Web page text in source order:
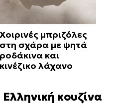
Χοιρινές μπριζόλες
στη σχάρα με ψητά
ροδάκινα και
κινέζικο λάχανο
Ελληνική κουζίνα